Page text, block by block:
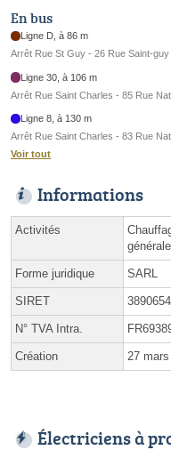
En bus
Ligne D, à 86 m
Arrêt Rue St Guy - 26 Rue Saint-guy
Ligne 30, à 106 m
Arrêt Rue Saint Charles - 85 Rue
Ligne 8, à 130 m
Arrêt Rue Saint Charles - 83 Rue
Voir tout
Informations
Activités
générale
Forme juridique SARL
SIRET
N° TVA Intra.
Création 27
Électriciens à